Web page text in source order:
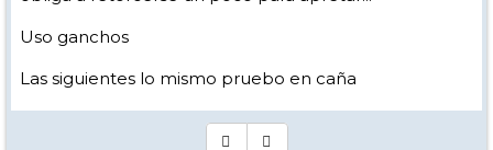
Uso ganchos
Las siguientes lo mismo pruebo en caña